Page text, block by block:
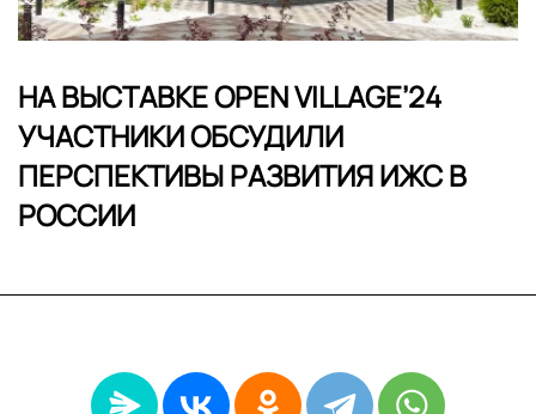
НА ВЫСТАВКЕ OPEN VILLAGE’24
УЧАСТНИКИ ОБСУДИЛИ
ПЕРСПЕКТИВЫ РАЗВИТИЯ ИЖС В
РОССИИ